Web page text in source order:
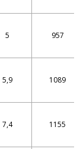
5 957
5,9 1089
7,4 1155